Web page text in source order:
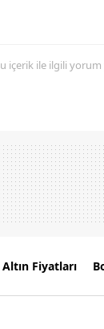
içerik ile ilgili yorum
Altın Fiyatları